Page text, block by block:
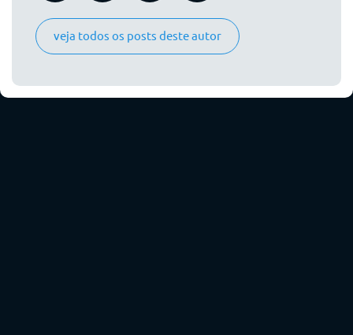
veja todos os posts deste autor